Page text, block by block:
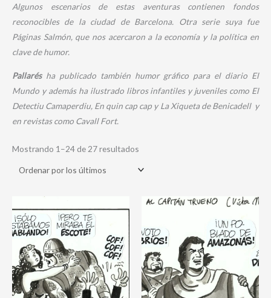
Algunos escenarios de estas aventuras contienen fondos
reconocibles de la ciudad de Barcelona. Otra serie suya fue
Páginas Salmón,que nos acercaron a la economía y la política en
clave de humor.
Pallarésha publicado también humor gráfico para el diario El
Mundo y además ha ilustrado libros infantiles y juveniles como El
Detectiu Camaperdiu, En quin cap cap y La Xiqueta de Benicadell y
en revistas como Cavall Fort.
Mostrando 1–24 de 27 resultados